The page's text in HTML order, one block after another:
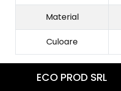
Material
Culoare
ECO PROD SRL